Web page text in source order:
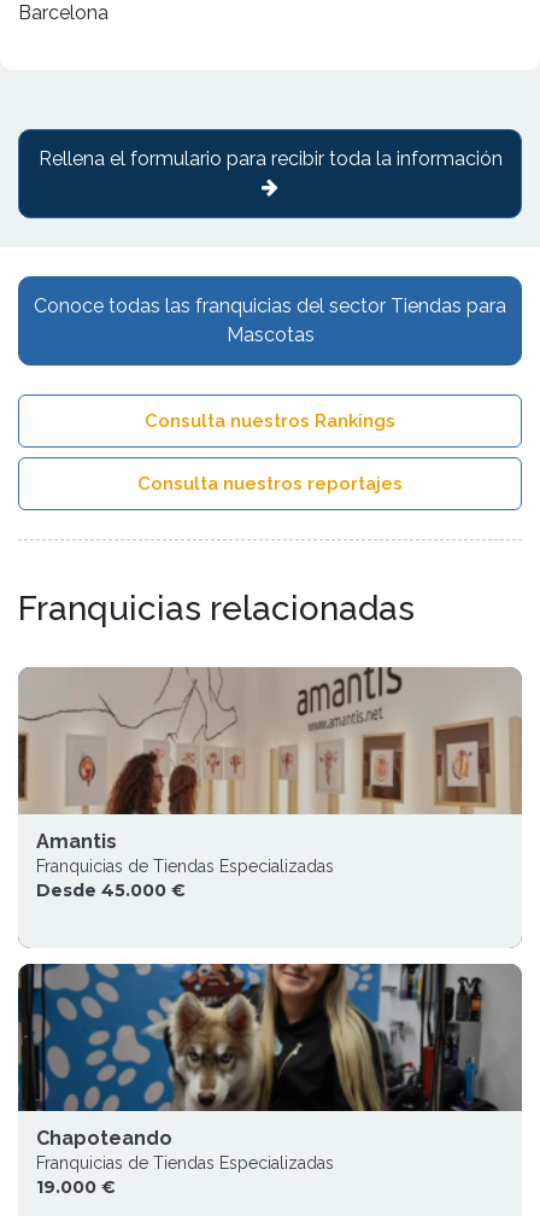
Barcelona
Conoce todas las franquicias del sector Tiendas para
Mascotas
Consulta nuestros Rankings
Consulta nuestros reportajes
Franquicias relacionadas
Amantis
Franquicias de Tiendas Especializadas
Desde 45.000 €
Chapoteando
Franquicias de Tiendas Especializadas
19.000 €